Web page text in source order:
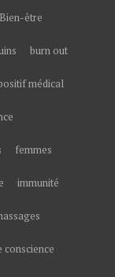
Bien-être
burn out
médical
femmes
immunité
conscience